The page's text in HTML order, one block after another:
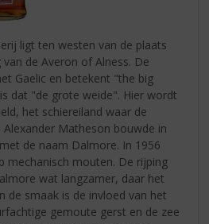
ligt ten westen van de plaats
de Averon of Alness. De
Gaelic en betekent "the big
dat "de grote weide". Hier wordt
het schiereiland waar de
Matheson bouwde in
de naam Dalmore. In 1956
mechanisch mouten. De rijping
wat langzamer, daar het
de smaak is de invloed van het
gemoute gerst en de zee